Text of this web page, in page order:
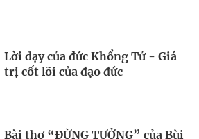
Lời dạy của đức Khổng Tử - Giá
trị cốt lõi của đạo đức
Bài thơ “ĐỪNG TƯỞNG” của Bùi